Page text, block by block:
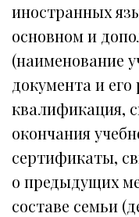
иностранных
основном и
(наименование
документа и
квалификация,
окончания
сертификаты,
о предыдущих
составе семьи